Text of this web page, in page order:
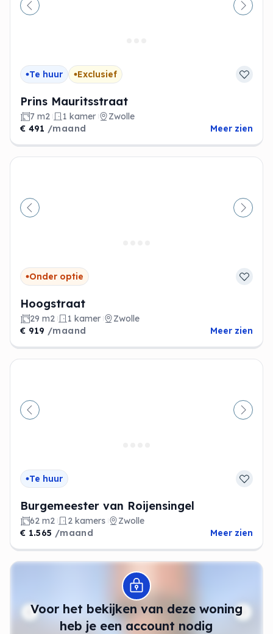
Vorige
Te huur Exclusief
Prins Mauritsstraat
7 m2 1 kamer
Zwolle
€ 491 /maand Meer zien
Vorige
Onder optie
Hoogstraat
29 m2 1 kamer
Zwolle
€ 919 /maand Meer zien
Vorige
Te huur
Burgemeester van Roijensingel
62 m2 2 kamers
Zwolle
€ 1.565 /maand Meer zien
Voor het bekijken van deze woning
heb je een account nodig
Modal openen